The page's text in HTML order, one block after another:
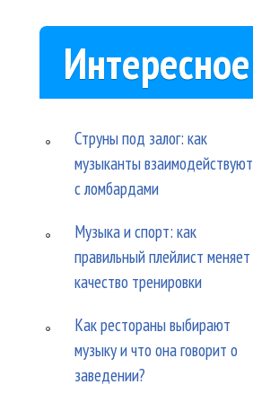
Интересное
Струны под залог: как
музыканты взаимодействуют
с ломбардами
Музыка и спорт: как
правильный плейлист меняет
качество тренировки
Как рестораны выбирают
музыку и что она говорит о
заведении?